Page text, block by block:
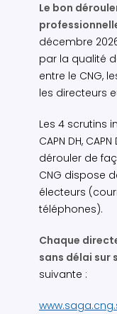
Le bon
décembre
par la qualité
entre le CNG,
les directeurs
Les 4 scrutins
CAPN DH,
dérouler de
CNG dispose
électeurs
téléphones).
Chaque
sans délai sur
suivante :